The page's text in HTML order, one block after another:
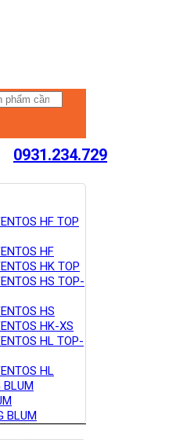
0931.234.729
HF TOP
HF
HK TOP
HS TOP-
HS
HK-XS
HL TOP-
HL
BLUM
BLUM